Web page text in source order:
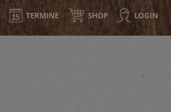
TERMINE SHOP LOGIN